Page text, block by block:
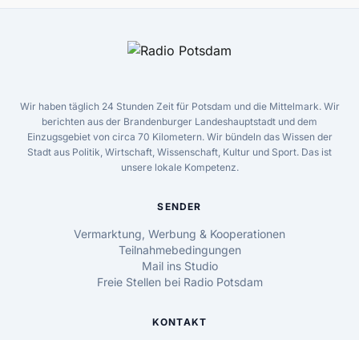
Wir haben täglich 24 Stunden Zeit für Potsdam und die Mittelmark. Wir
berichten aus der Brandenburger Landeshauptstadt und dem
Einzugsgebiet von circa 70 Kilometern. Wir bündeln das Wissen der
Stadt aus Politik, Wirtschaft, Wissenschaft, Kultur und Sport. Das ist
unsere lokale Kompetenz.
SENDER
Vermarktung, Werbung & Kooperationen
Teilnahmebedingungen
Mail ins Studio
Freie Stellen bei Radio Potsdam
KONTAKT